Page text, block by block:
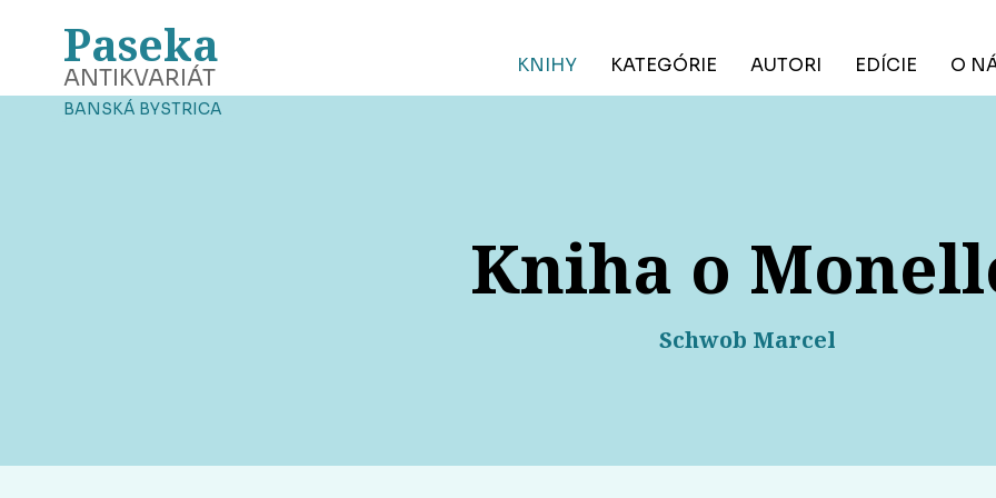
Paseka
ANTIKVARIÁT
BANSKÁ BYSTRICA
KNIHY KATEGÓRIE AUTORI EDÍCIE O
Kniha o
Schwob Marcel